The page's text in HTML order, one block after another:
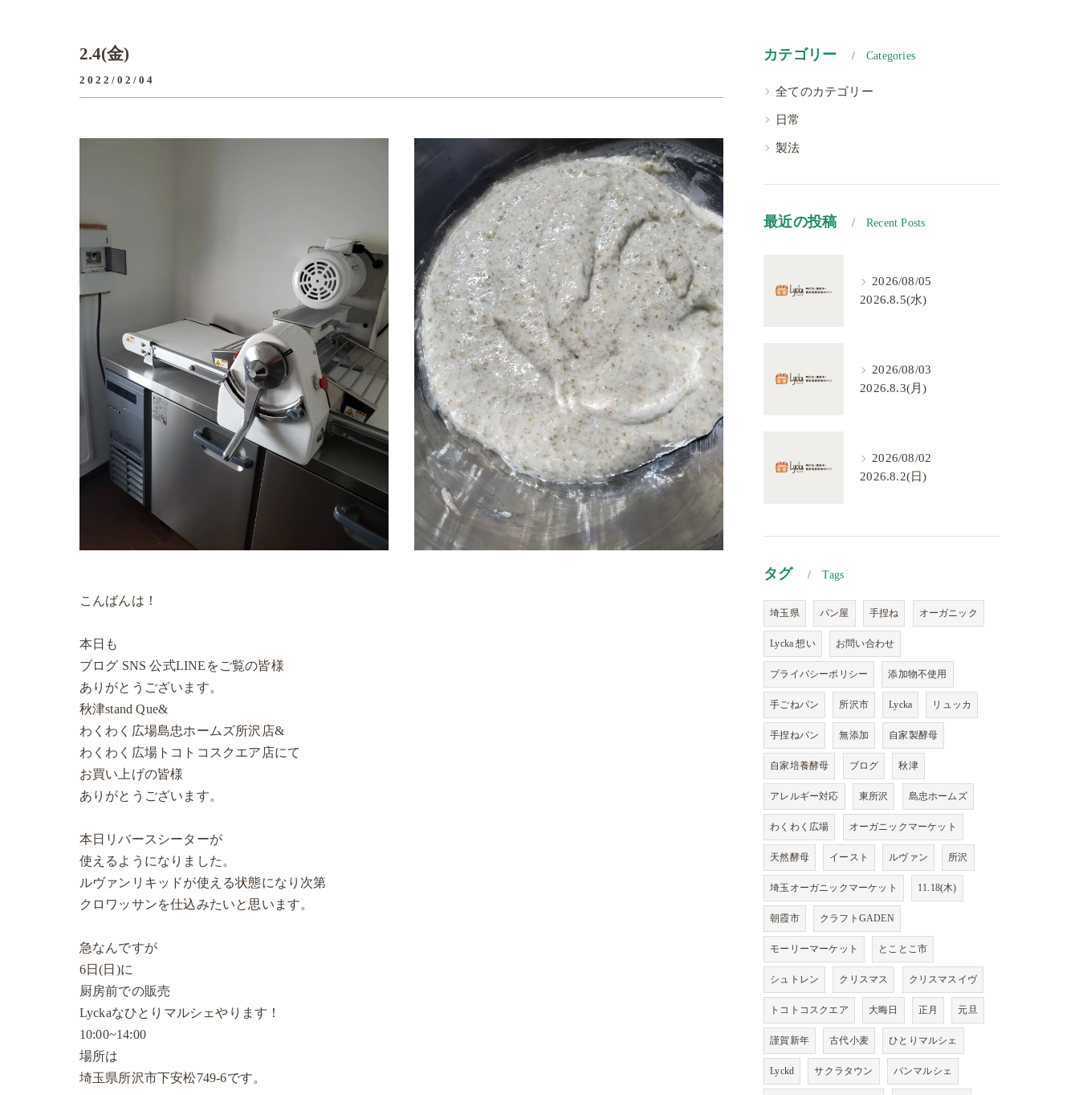
2.4(金)
2022/02/04
こんばんは！
本日も
ブログ SNS 公式LINEをご覧の皆様
ありがとうございます。
秋津stand Que&
わくわく広場島忠ホームズ所沢店&
わくわく広場トコトコスクエア店にて
お買い上げの皆様
ありがとうございます。
本日リバースシーターが
使えるようになりました。
ルヴァンリキッドが使える状態になり次第
クロワッサンを仕込みたいと思います。
急なんですが
6日(日)に
厨房前での販売
Lyckaなひとりマルシェやります！
10:00~14:00
場所は
埼玉県所沢市下安松749-6です。
カテゴリー Categories
全てのカテゴリー
日常
製法
最近の投稿 Recent Posts
2026/08/05
2026.8.5(水)
2026/08/03
2026.8.3(月)
2026/08/02
2026.8.2(日)
タグ Tags
埼玉県 パン屋 手捏ね オーガニック
Lycka 想い お問い合わせ
プライバシーポリシー 添加物不使用
手ごねパン 所沢市 Lycka リュッカ
手捏ねパン 無添加 自家製酵母
自家培養酵母 ブログ 秋津
アレルギー対応 東所沢 島忠ホームズ
わくわく広場 オーガニックマーケット
天然酵母 イースト ルヴァン 所沢
埼玉オーガニックマーケット 11.18(木)
朝霞市 クラフトGADEN
モーリーマーケット とことこ市
シュトレン クリスマス クリスマスイヴ
トコトコスクエア 大晦日 正月 元旦
謹賀新年 古代小麦 ひとりマルシェ
Lyckd サクラタウン パンマルシェ